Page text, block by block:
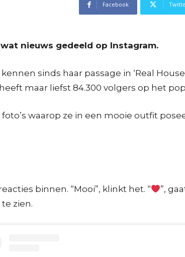
Facebook
nieuws gedeeld op Instagram.
sinds haar passage in ‘Real
maar liefst 84.300 volgers op het
waarop ze in een mooie outfit
binnen. “Mooi”, klinkt het. “ ”,
zien.